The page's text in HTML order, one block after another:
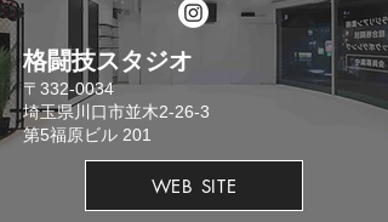
格闘技スタジオ
​〒332-0034
埼玉県川口市並木2-26-3
​第5福原ビル 201
WEB SITE